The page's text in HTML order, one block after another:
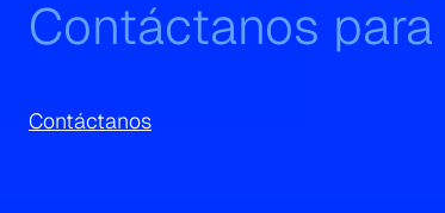
Contáctanos
Contáctanos